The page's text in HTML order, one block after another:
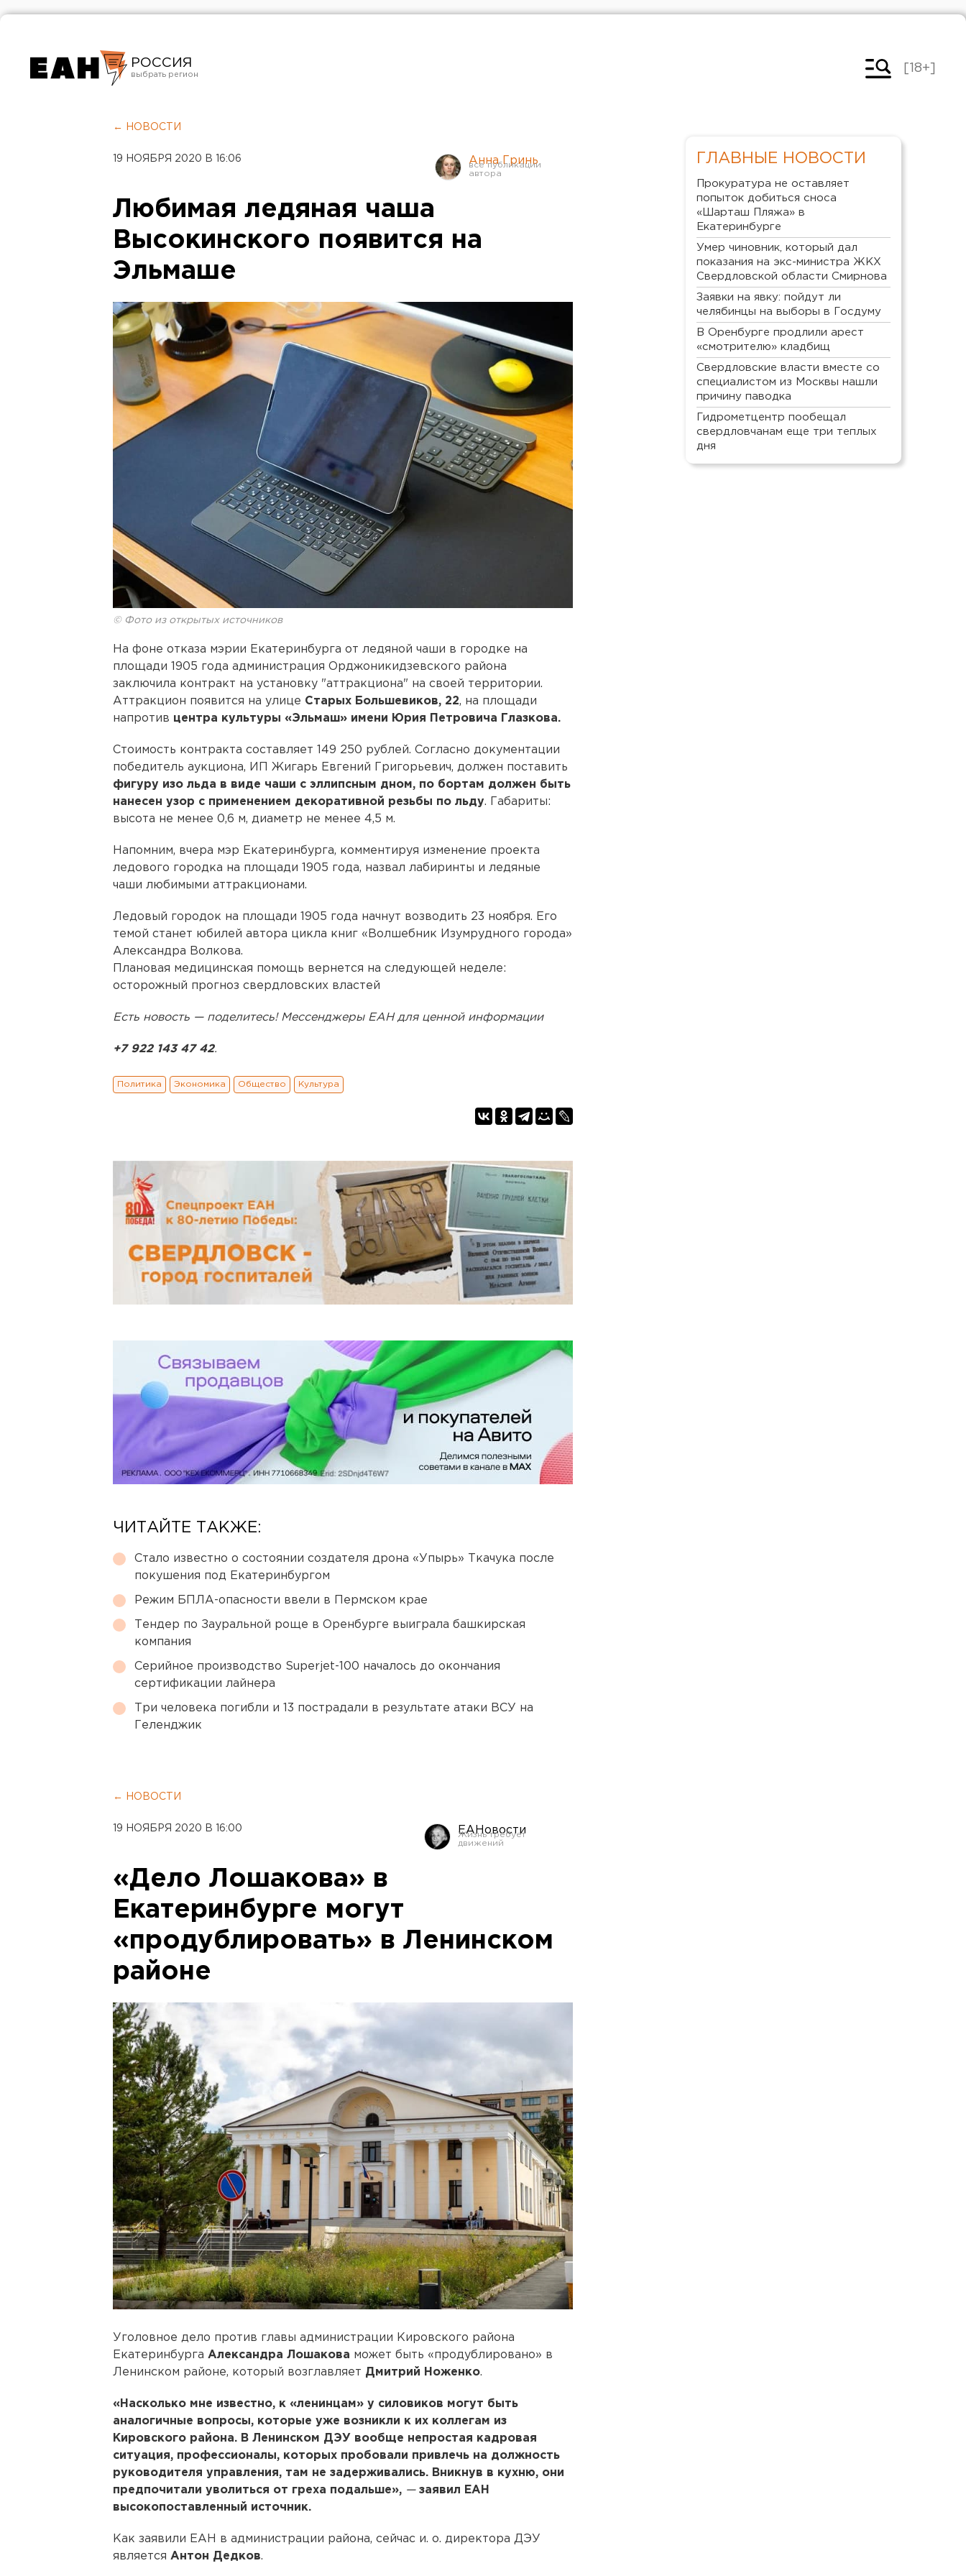
РОССИЯ
Челябинск
[18+]
← НОВОСТИ
19 НОЯБРЯ 2020 В 16:06 Анна Гринь
Любимая ледяная чаша
Высокинского появится на
Эльмаше
© Фото из открытых источников
На фоне отказа мэрии Екатеринбурга от ледяной чаши в городке на
площади 1905 года администрация Орджоникидзевского района
заключила контракт на установку "аттракциона" на своей территории.
Аттракцион появится на улице Старых Большевиков, 22, на площади
напротив центра культуры «Эльмаш» имени Юрия Петровича Глазкова.
Стоимость контракта составляет 149 250 рублей. Согласно документации
победитель аукциона, ИП Жигарь Евгений Григорьевич, должен поставить
фигуру изо льда в виде чаши с эллипсным дном, по бортам должен быть
нанесен узор с применением декоративной резьбы по льду. Габариты:
высота не менее 0,6 м, диаметр не менее 4,5 м.
Напомним, вчера мэр Екатеринбурга, комментируя изменение проекта
ледового городка на площади 1905 года, назвал лабиринты и ледяные
чаши любимыми аттракционами.
Ледовый городок на площади 1905 года начнут возводить 23 ноября. Его
темой станет юбилей автора цикла книг «Волшебник Изумрудного города»
Александра Волкова.
Плановая медицинская помощь вернется на следующей неделе:
осторожный прогноз свердловских властей
Есть новость — поделитесь! Мессенджеры ЕАН для ценной информации
+7 922 143 47 42.
Политика Экономика Общество Культура
ЧИТАЙТЕ ТАКЖЕ:
Стало известно о состоянии создателя дрона «Упырь» Ткачука после
покушения под Екатеринбургом
Режим БПЛА-опасности ввели в Пермском крае
Тендер по Зауральной роще в Оренбурге выиграла башкирская
компания
Серийное производство Superjet-100 началось до окончания
сертификации лайнера
Три человека погибли и 13 пострадали в результате атаки ВСУ на
Геленджик
← НОВОСТИ
19 НОЯБРЯ 2020 В 16:00 ЕАНовости
«Дело Лошакова» в
Екатеринбурге могут
«продублировать» в Ленинском
районе
Уголовное дело против главы администрации Кировского района
Екатеринбурга Александра Лошакова может быть «продублировано» в
Ленинском районе, который возглавляет Дмитрий Ноженко.
«Насколько мне известно, к «ленинцам» у силовиков могут быть
аналогичные вопросы, которые уже возникли к их коллегам из
Кировского района. В Ленинском ДЭУ вообще непростая кадровая
ситуация, профессионалы, которых пробовали привлечь на должность
руководителя управления, там не задерживались. Вникнув в кухню, они
предпочитали уволиться от греха подальше», —заявил ЕАН
высокопоставленный источник.
Как заявили ЕАН в администрации района, сейчас и. о. директора ДЭУ
является Антон Дедков.
ГЛАВНЫЕ НОВОСТИ
Прокуратура не оставляет
попыток добиться сноса
«Шарташ Пляжа» в
Екатеринбурге
Умер чиновник, который дал
показания на экс-министра ЖКХ
Свердловской области Смирнова
Заявки на явку: пойдут ли
челябинцы на выборы в Госдуму
В Оренбурге продлили арест
«смотрителю» кладбищ
Свердловские власти вместе со
специалистом из Москвы нашли
причину паводка
Гидрометцентр пообещал
свердловчанам еще три теплых
дня